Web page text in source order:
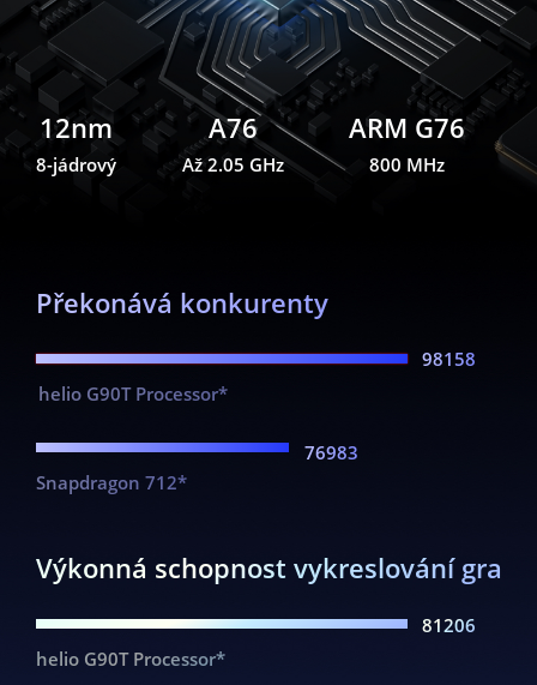
12nm
8-jádrový
A76
Až 2.05 GHz
ARM G76
800 MHz
Překonává konkurenty
helio G90T Processor*
98158
Snapdragon 712*
76983
Výkonná schopnost vykreslování
helio G90T Processor*
81206